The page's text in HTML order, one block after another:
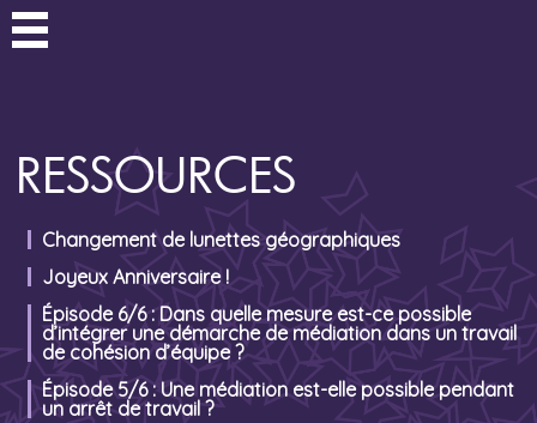
RESSOURCES
Changement de lunettes géographiques
Joyeux Anniversaire !
Épisode 6/6 : Dans quelle mesure est-ce possible
d’intégrer une démarche de médiation dans un travail
de cohésion d’équipe ?
Épisode 5/6 : Une médiation est-elle possible pendant
un arrêt de travail ?